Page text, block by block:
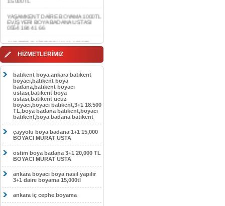
EV,İŞYERİ BOYA BADANA USTASI
AKDERE DAİRE BOYAMA 1000TL
EV,İŞYERİ BOYA BADANA USTASI
CEBECİ DAİRE BOYAMA 1000TL
EV,İŞYERİ BOYA BADANA USTASI
0554 184 41 66
HASKÖY DAİRE BOYAMA 1000TL
EV,İŞYERİ BOYA BADANA USTASI
0554 184 41 66
GÖLBAŞI DAİRE BOYAMA 1000TL
EV,İŞYERİ BOYA BADANA USTASI
0554 184 41 66
SOKULLU DAİRE BOYAMA 1000TL
EV,İŞYERİ BOYA BADANA USTASI
0554 184 41 66
HİZMETLERİMİZ
batıkent boya,ankara batıkent
boyacı,batıkent boya
badana,batıkent boyacı
ustası,batıkent boya
ustası,batıkent ucuz
boyacı,boyacı batıkent,3+1 18.500
TL,boya badana batıkent,boyacı
batıkent,boya badana batıkent
çayyolu boya badana 1+1 15,000
BOYACI MURAT USTA
ostim boya badana 3+1 20,000 TL
BOYACI MURAT USTA
ankara boyacı boya nasıl yapılır
3+1 daire boyama 15,000tl
ankara iç cephe boyama